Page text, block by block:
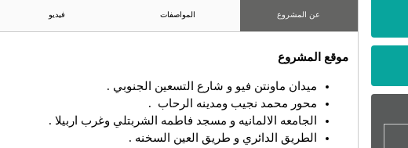
عن المشروع المواصفات فيديو
موقع المشروع
ميدان ماونتن فيو و شارع التسعين الجنوبي .
محور محمد نجيب ومدينه الرحاب .
الجامعه الالمانيه و مسجد فاطمه الشربتلي وغرب اربيلا .
الطريق الدائري و طريق العين السخنه .